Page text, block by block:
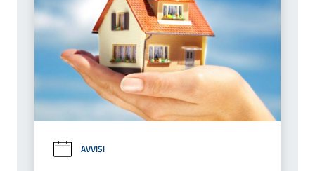
AVVISI